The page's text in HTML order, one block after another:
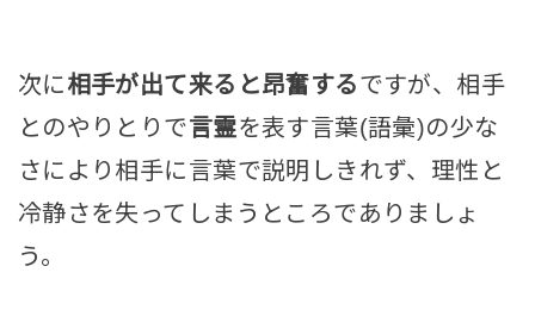
次に相手が出て来ると昂奮するですが、相手
とのやりとりで言霊を表す言葉(語彙)の少な
さにより相手に言葉で説明しきれず、理性と
冷静さを失ってしまうところでありましょ
う。